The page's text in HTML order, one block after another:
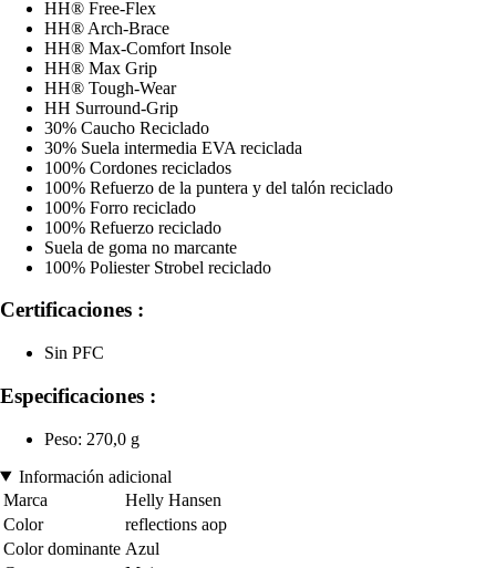
HH® Free-Flex
HH® Arch-Brace
HH® Max-Comfort Insole
HH® Max Grip
HH® Tough-Wear
HH Surround-Grip
30% Caucho Reciclado
30% Suela intermedia EVA reciclada
100% Cordones reciclados
100% Refuerzo de la puntera y del talón reciclado
100% Forro reciclado
100% Refuerzo reciclado
Suela de goma no marcante
100% Poliester Strobel reciclado
Certificaciones :
Sin PFC
Especificaciones :
Peso: 270,0 g
Información adicional
Marca
Helly Hansen
Color
reflections aop
Color dominante Azul